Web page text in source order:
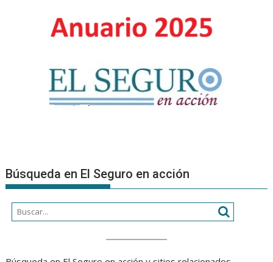
Búsqueda en El Seguro en acción